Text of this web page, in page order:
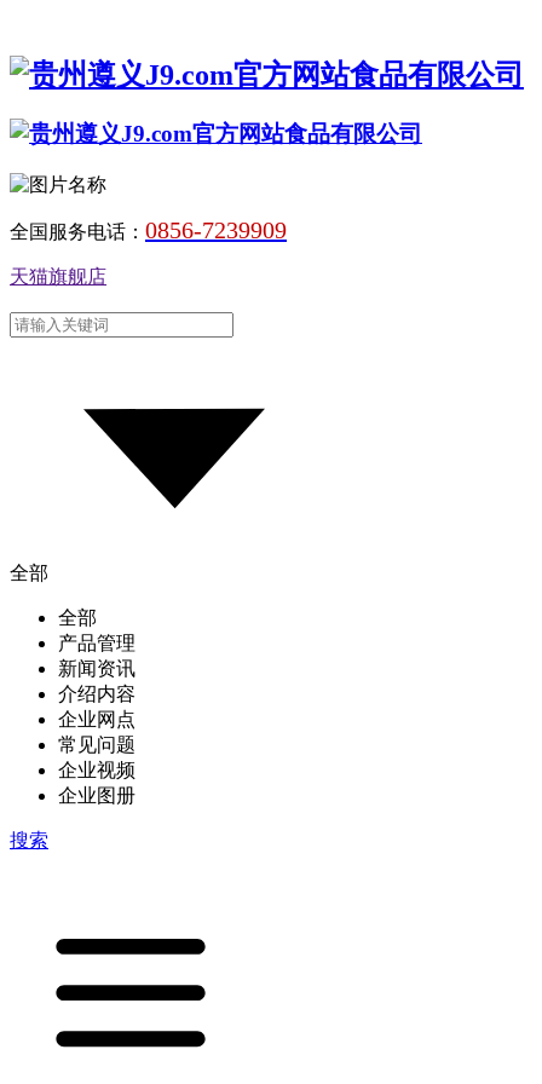
全国服务电话： 0856-7239909
天猫旗舰店
全部
全部
产品管理
新闻资讯
介绍内容
企业网点
常见问题
企业视频
企业图册
搜索